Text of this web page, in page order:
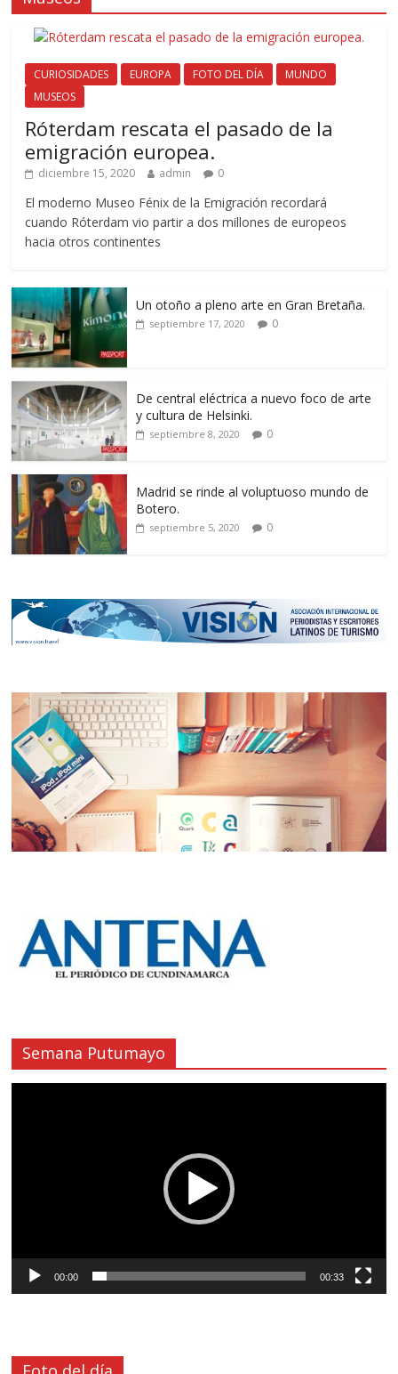
CURIOSIDADES EUROPA FOTO DEL DÍA
MUNDO
MUSEOS
Róterdam rescata el pasado de la
emigración europea.
diciembre 15, 2020 admin 0
El moderno Museo Fénix de la Emigración recordará
cuando Róterdam vio partir a dos millones de europeos
hacia otros continentes
Un otoño a pleno arte en Gran Bretaña.
septiembre 17, 2020 0
De central eléctrica a nuevo foco de arte
y cultura de Helsinki.
septiembre 8, 2020 0
Madrid se rinde al voluptuoso mundo de
Botero.
septiembre 5, 2020 0
Semana Putumayo
00:00 00:33